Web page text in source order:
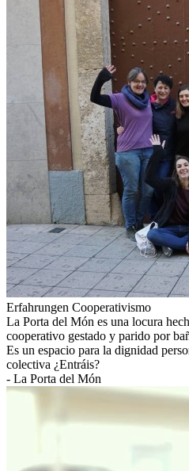
Erfahrungen Cooperativismo
La Porta del Món es una locura
cooperativo gestado y parido por
Es un espacio para la dignidad
colectiva ¿Entráis?
- La Porta del Món